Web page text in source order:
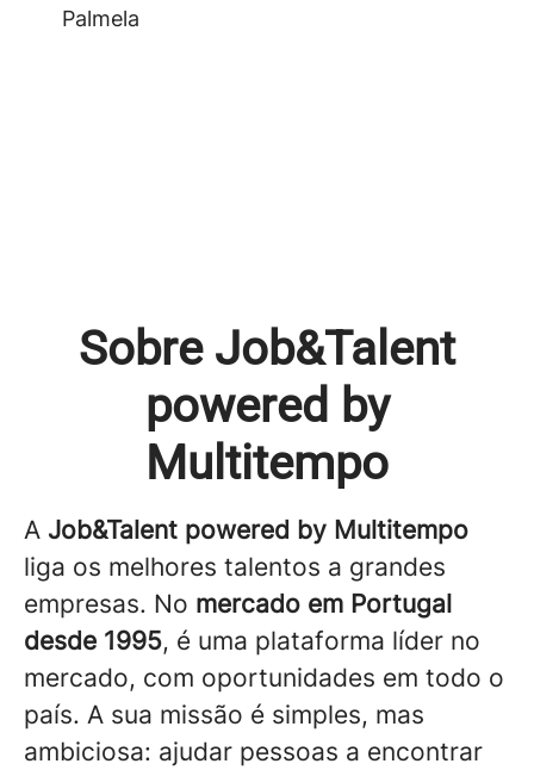
Palmela
Sobre Job&Talent
powered by
Multitempo
A Job&Talent powered by Multitempo
liga os melhores talentos a grandes
empresas. No mercado em Portugal
desde 1995, é uma plataforma líder no
mercado, com oportunidades em todo o
país. A sua missão é simples, mas
ambiciosa: ajudar pessoas a encontrar